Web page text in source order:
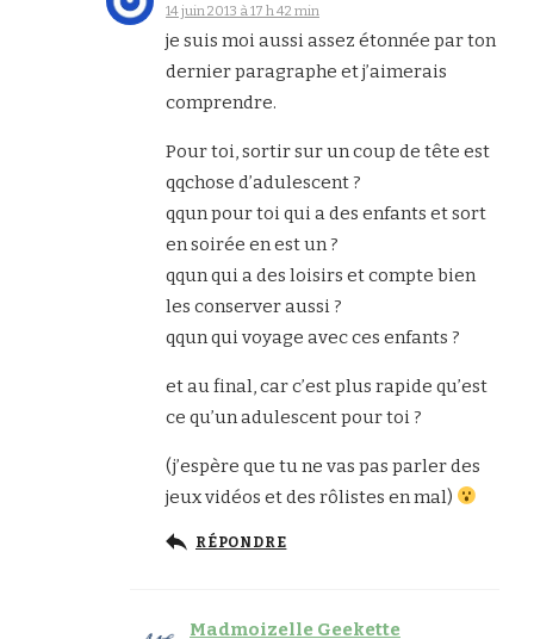
14 juin 2013 à 17 h 42 min
je suis moi aussi assez étonnée par ton
dernier paragraphe et j’aimerais
comprendre.
Pour toi, sortir sur un coup de tête est
qqchose d’adulescent ?
qqun pour toi qui a des enfants et sort
en soirée en est un ?
qqun qui a des loisirs et compte bien
les conserver aussi ?
qqun qui voyage avec ces enfants ?
et au final, car c’est plus rapide qu’est
ce qu’un adulescent pour toi ?
(j’espère que tu ne vas pas parler des
jeux vidéos et des rôlistes en mal)
RÉPONDRE
Madmoizelle Geekette